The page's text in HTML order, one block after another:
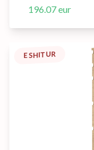
196.07 eur
E SHITUR